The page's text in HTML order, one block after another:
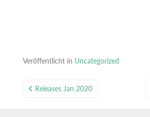
Veröffentlicht in Uncategorized
Beitragsnavigation
Releases Jan 2020